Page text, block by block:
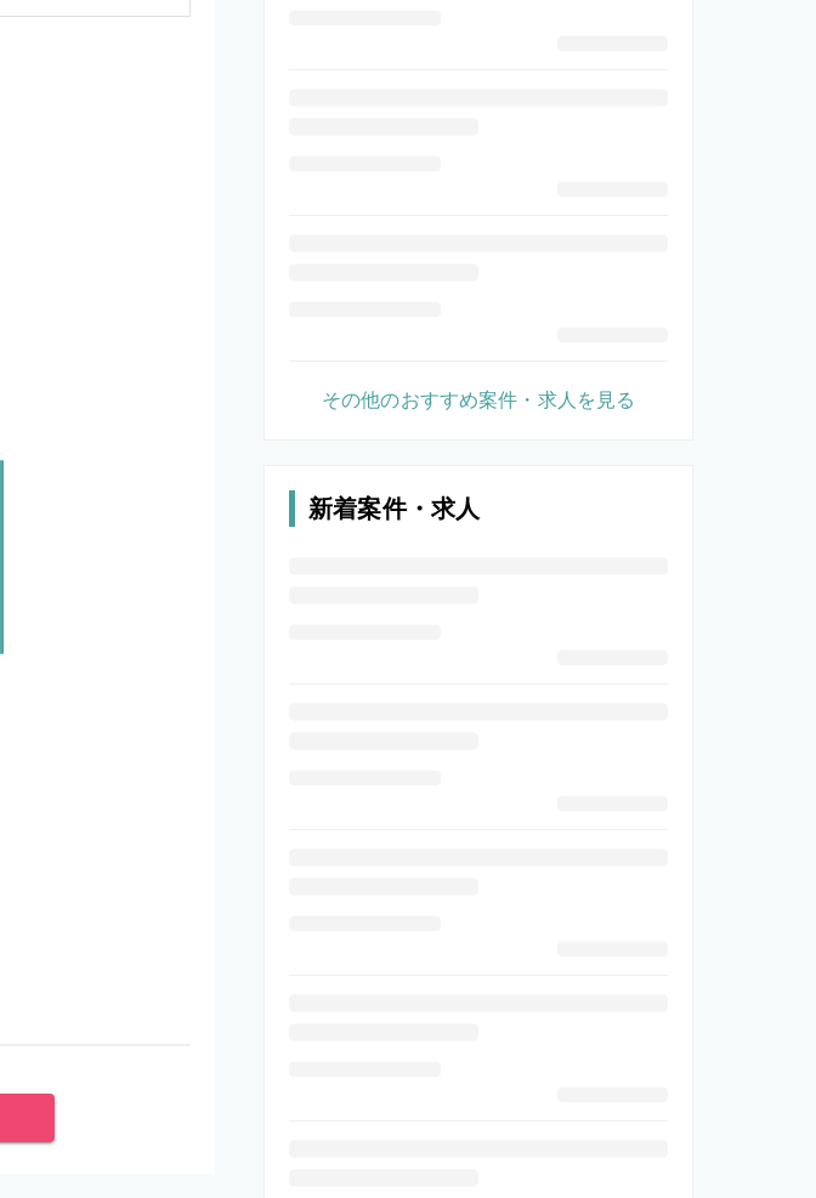
その他のおすすめ案件・求人を見る
新着案件・求人